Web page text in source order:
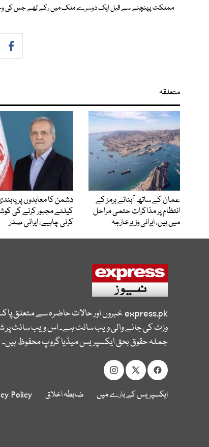
مملکت پہنچنے سے قبل ایک دوسرے ملک میں رکے تھے جس کی
متعلقہ
عمان کے ساتھ آبنائے ہرمز کے
انتظام پر مذاکرات حتمی مراحل
میں ہیں، ایرانی وزیرخارجہ
دشمن کا معاہدوں پر
کیلئے مجبور کرنے کی
کرنی چاہیے، ایرانی صدر
express.pkخبروں اور حالات حاضرہ سے متعلق
وزٹ کی جانے والی ویب سائٹ ہے۔ اس ویب سائٹ پر
جملہ حقوق بحق ایکسپریس میڈیا گروپ محفوظ ہیں۔
ایکسپریس کے بارے میں ضابطہ اخلاق Policy